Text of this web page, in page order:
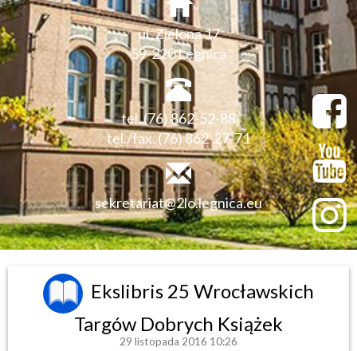
ul. Zielona 17
59-220 Legnica
tel. (76) 862-52-88
tel./fax. (76) 862-27-71
sekretariat@2lo.legnica.eu
Ekslibris 25 Wrocławskich
Targów Dobrych Książek
29 listopada 2016 10:26